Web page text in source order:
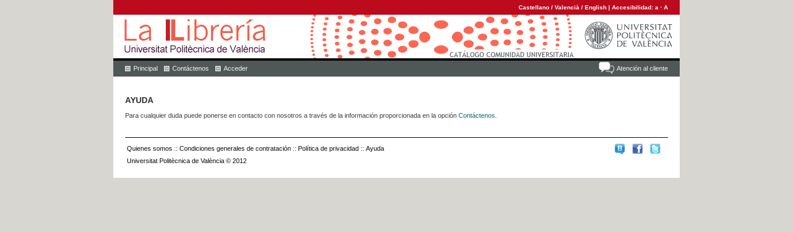
Castellano / Valencià / English | Accesibilidad: a · A
Atención al cliente
Principal Contáctenos Acceder
AYUDA
Para cualquier duda puede ponerse en contacto con nosotros a través de la información proporcionada en la opción Contáctenos
Quienes somos :: Condiciones generales de contratación :: Política de privacidad :: Ayuda
Universitat Politècnica de València © 2012